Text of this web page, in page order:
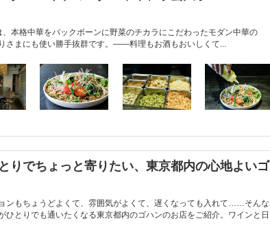
本格中華をバックボーンに野菜のチカラにこだわったモダン中華の
さまにも使い勝手抜群です。——料理もお酒もおいしくて...
りでちょっと寄りたい、東京都内の心地よいゴ
ンもちょうどよくて、雰囲気がよくて、遅くなっても入れて……そんな
ひとりでも通いたくなる東京都内のゴハンのお店をご紹介。ワインと日